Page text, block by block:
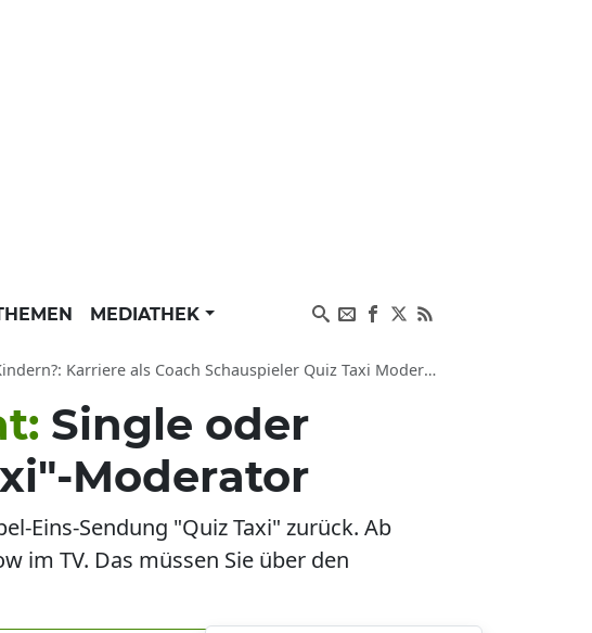
MEDIATHEK
als Coach Schauspieler Quiz Taxi Moderator, Facebook
Single oder
Moderator
Eins-Sendung "Quiz Taxi" zurück. Ab
im TV. Das müssen Sie über den